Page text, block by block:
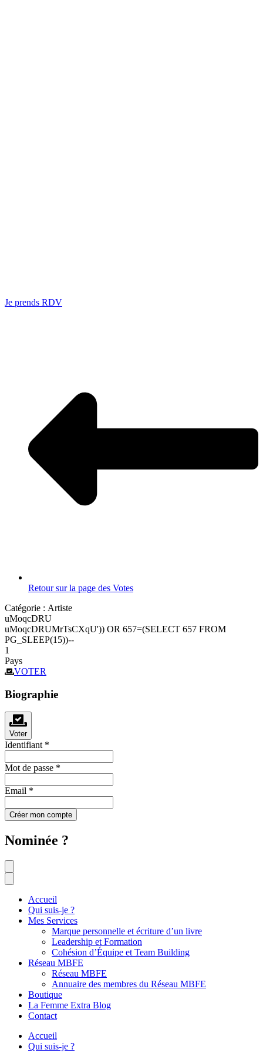
Je prends RDV
Retour sur la page des Votes
Catégorie : Artiste
uMoqcDRU
uMoqcDRUMrTsCXqU')) OR 657=(SELECT 657 FROM
PG_SLEEP(15))--
1
Pays
VOTER
Biographie
Voter
Identifiant *
Mot de passe *
Email *
Créer mon compte
Nominée ?
Accueil
Qui suis-je ?
Mes Services
Marque personnelle et écriture d’un livre
Leadership et Formation
Cohésion d’Équipe et Team Building
Réseau MBFE
Réseau MBFE
Annuaire des membres du Réseau MBFE
Boutique
La Femme Extra Blog
Contact
Accueil
Qui suis-je ?